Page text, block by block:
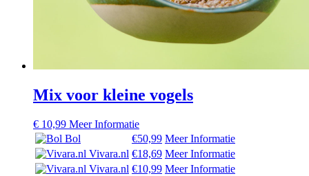
Mix voor kleine vogels
€ 10,99 Meer Informatie
Bol
€50,99 Meer Informatie
Vivara.nl €18,69 Meer Informatie
Vivara.nl €10,99 Meer Informatie